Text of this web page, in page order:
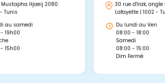
Mustapha Hjaeij 2080
Tunis
au samedi
19h00
15h00
30 rue d'Irak, angle
Lafayette | 1002 -
Du lundi au Ven
08:00 - 18:00
Samedi
08:00 - 15:00
Dim Fermé